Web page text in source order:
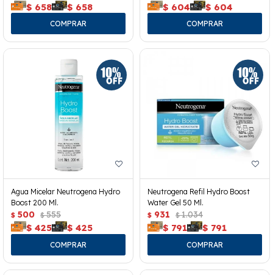
$ 658 $ 658 $ 604 $ 604
Agua Micelar Neutrogena Hydro
Boost 200 Ml.
$ 500 $ 555
$ 425 $ 425
Neutrogena Refil Hydro Boost
Water Gel 50 Ml.
$ 931 $ 1.034
$ 791 $ 791